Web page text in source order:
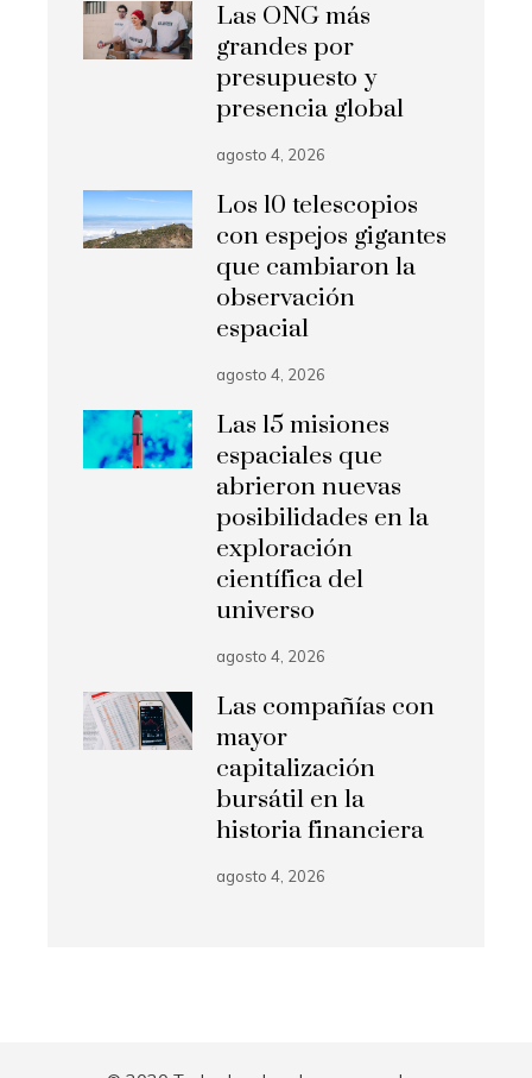
Las ONG más
grandes por
presupuesto y
presencia global
agosto 4, 2026
Los 10 telescopios
con espejos gigantes
que cambiaron la
observación
espacial
agosto 4, 2026
Las 15 misiones
espaciales que
abrieron nuevas
posibilidades en la
exploración
científica del
universo
agosto 4, 2026
Las compañías con
mayor
capitalización
bursátil en la
historia financiera
agosto 4, 2026